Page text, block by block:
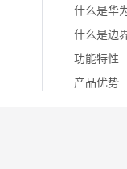
什么是华
什么是边
功能特性
产品优势